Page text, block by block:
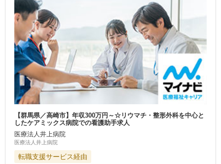
【群馬県／高崎市】年収300万円～☆リウマチ・整形外科を中心と
したケアミックス病院での看護助手求人
医療法人井上病院
医療法人井上病院
転職支援サービス経由